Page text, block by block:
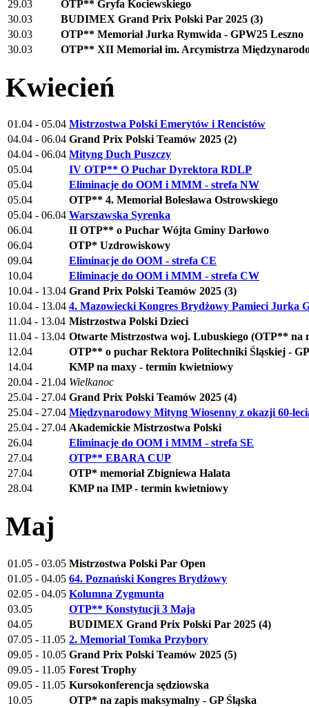
29.03
OTP** Gryfa Kociewskiego
30.03
BUDIMEX Grand Prix Polski Par 2025 (3)
30.03
OTP** Memoriał Jurka Rymwida - GPW25 Leszno
30.03
OTP** XII Memoriał im. Arcymistrza
Kwiecień
01.04 - 05.04 Mistrzostwa Polski Emerytów i Rencistów
04.04 - 06.04 Grand Prix Polski Teamów 2025 (2)
04.04 - 06.04 Mityng Duch Puszczy
05.04
IV OTP** O Puchar Dyrektora RDLP
05.04
Eliminacje do OOM i MMM - strefa NW
05.04
OTP** 4. Memoriał Bolesława Ostrowskiego
05.04 - 06.04 Warszawska Syrenka
06.04
II OTP** o Puchar Wójta Gminy Darłowo
06.04
OTP* Uzdrowiskowy
09.04
Eliminacje do OOM - strefa CE
10.04
Eliminacje do OOM i MMM - strefa CW
10.04 - 13.04 Grand Prix Polski Teamów 2025 (3)
10.04 - 13.04 4. Mazowiecki Kongres Brydżowy Pamieci Jurka
11.04 - 13.04 Mistrzostwa Polski Dzieci
11.04 - 13.04 Otwarte Mistrzostwa woj. Lubuskiego (OTP** na
12.04
OTP** o puchar Rektora Politechniki Śląskiej -
14.04
KMP na maxy - termin kwietniowy
20.04 - 21.04 Wielkanoc
25.04 - 27.04 Grand Prix Polski Teamów 2025 (4)
25.04 - 27.04 Międzynarodowy Mityng Wiosenny z okazji 60-
25.04 - 27.04 Akademickie Mistrzostwa Polski
26.04
Eliminacje do OOM i MMM - strefa SE
27.04
OTP** EBARA CUP
27.04
OTP* memoriał Zbigniewa Halata
28.04
KMP na IMP - termin kwietniowy
Maj
01.05 - 03.05 Mistrzostwa Polski Par Open
01.05 - 04.05 64. Poznański Kongres Brydżowy
02.05 - 04.05 Kolumna Zygmunta
03.05
OTP** Konstytucji 3 Maja
04.05
BUDIMEX Grand Prix Polski Par 2025 (4)
07.05 - 11.05 2. Memoriał Tomka Przybory
09.05 - 10.05 Grand Prix Polski Teamów 2025 (5)
09.05 - 11.05 Forest Trophy
09.05 - 11.05 Kursokonferencja sędziowska
10.05
OTP* na zapis maksymalny - GP Śląska